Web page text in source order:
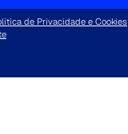
de Privacidade e Cookies